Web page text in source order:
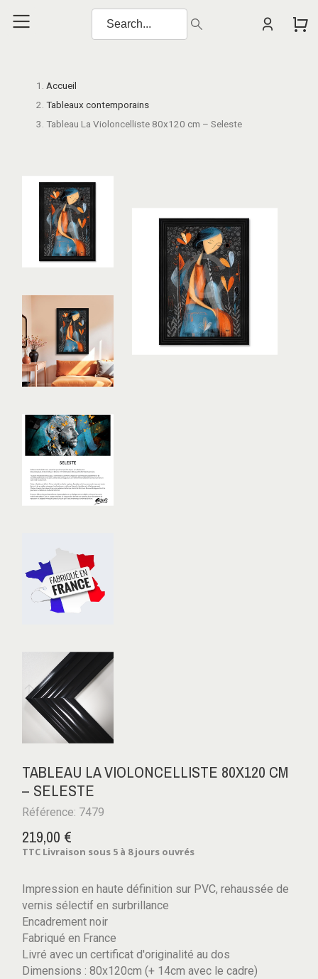
Accueil
Tableaux contemporains
Tableau La Violoncelliste 80x120 cm – Seleste
TABLEAU LA VIOLONCELLISTE 80X120 CM
– SELESTE
Référence: 7479
219,00 €
TTC Livraison sous 5 à 8 jours ouvrés
Impression en haute définition sur PVC, rehaussée de
vernis sélectif en surbrillance
Encadrement noir
Fabriqué en France
Livré avec un certificat d'originalité au dos
Dimensions : 80x120cm (+ 14cm avec le cadre)